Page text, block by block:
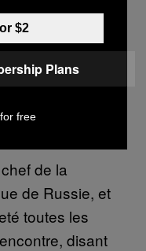
et juillet de
34 jours
de très
preuves écrites
de
de la
de Russie, et
toutes les
disant
$2
Plans
free